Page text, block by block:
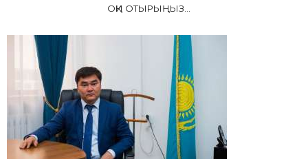
ОҚИ ОТЫРЫҢЫЗ...